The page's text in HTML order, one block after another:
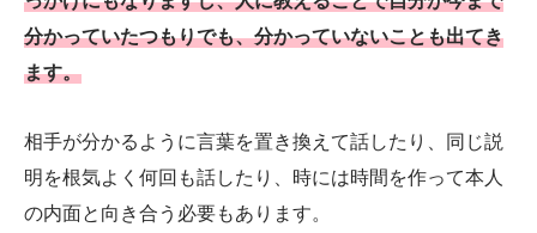
分かっていたつもりでも、分かっていないことも出てき
ます。
相手が分かるように言葉を置き換えて話したり、同じ説
明を根気よく何回も話したり、時には時間を作って本人
の内面と向き合う必要もあります。